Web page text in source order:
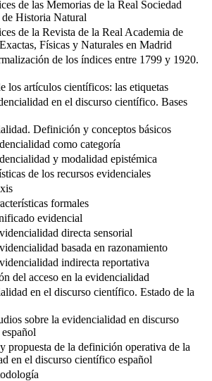
de las Memorias de la Real Sociedad
de Historia Natural
de la Revista de la Real Academia de
Físicas y Naturales en Madrid
de los índices entre 1799 y 1920.
los artículos científicos: las etiquetas
en el discurso científico. Bases
Definición y conceptos básicos
como categoría
y modalidad epistémica
de los recursos evidenciales
formales
evidencial
directa sensorial
basada en razonamiento
indirecta reportativa
del acceso en la evidencialidad
en el discurso científico. Estado de la
sobre la evidencialidad en discurso
propuesta de la definición operativa de la
en el discurso científico español